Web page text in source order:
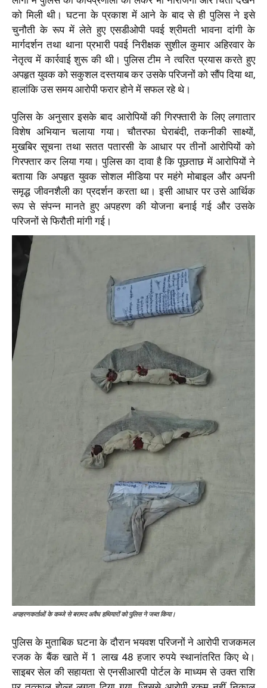
को मिली थी। घटना के प्रकाश में आने के बाद से ही पुलिस ने इसे
चुनौती के रूप में लेते हुए एसडीओपी पवई श्रीमती भावना दांगी के
मार्गदर्शन तथा थाना प्रभारी पवई निरीक्षक सुशील कुमार अहिरवार के
नेतृत्व में कार्रवाई शुरू की थी। पुलिस टीम ने त्वरित प्रयास करते हुए
अपहृत युवक को सकुशल दस्तयाब कर उसके परिजनों को सौंप दिया था,
हालांकि उस समय आरोपी फरार होने में सफल रहे थे।
पुलिस के अनुसार इसके बाद आरोपियों की गिरफ्तारी के लिए लगातार
विशेष अभियान चलाया गया। चौतरफा घेराबंदी, तकनीकी साक्ष्यों,
मुखबिर सूचना तथा सतत पतारसी के आधार पर तीनों आरोपियों को
गिरफ्तार कर लिया गया। पुलिस का दावा है कि पूछताछ में आरोपियों ने
बताया कि अपहृत युवक सोशल मीडिया पर महंगे मोबाइल और अपनी
समृद्ध जीवनशैली का प्रदर्शन करता था। इसी आधार पर उसे आर्थिक
रूप से संपन्न मानते हुए अपहरण की योजना बनाई गई और उसके
परिजनों से फिरौती मांगी गई।
अपहरणकर्ताओं के कब्जे से बरामद अवैध हथियारों को पुलिस ने जब्त किया।
पुलिस के मुताबिक घटना के दौरान भयवश परिजनों ने आरोपी राजकमल
रजक के बैंक खाते में 1 लाख 48 हजार रुपये स्थानांतरित किए थे।
साइबर सेल की सहायता से एनसीआरपी पोर्टल के माध्यम से उक्त राशि